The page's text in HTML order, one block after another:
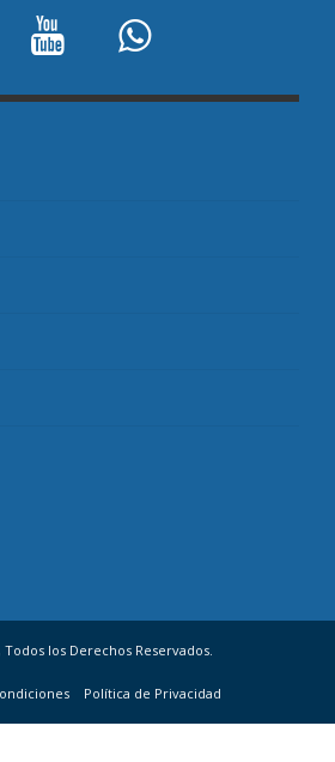
los Derechos Reservados.
Política de Privacidad